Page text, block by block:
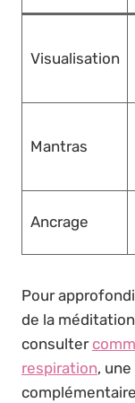
Visualisation
Mantras
Ancrage
Pour
de la
consulter
respiration,